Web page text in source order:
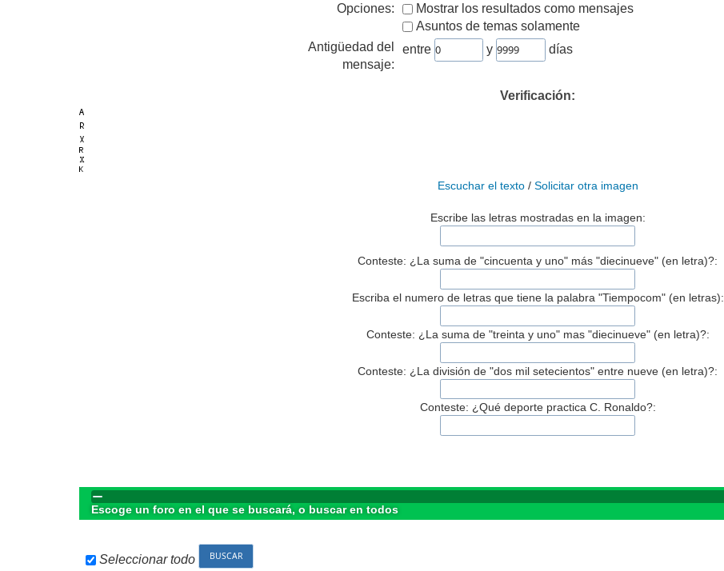
Opciones:
Mostrar los resultados como mensajes
Asuntos de temas solamente
Antigüedad del
mensaje:
entre y días
Verificación:
Escuchar el texto/ Solicitar otra imagen
Escribe las letras mostradas en la imagen:
Conteste: ¿La suma de "cincuenta y uno" más "diecinueve" (en letra)?:
Escriba el numero de letras que tiene la palabra "Tiempocom" (en letras):
Conteste: ¿La suma de "treinta y uno" mas "diecinueve" (en letra)?:
Conteste: ¿La división de "dos mil setecientos" entre nueve (en letra)?:
Conteste: ¿Qué deporte practica C. Ronaldo?:
Escoge un foro en el que se buscará, o buscar en todos
Seleccionar todo